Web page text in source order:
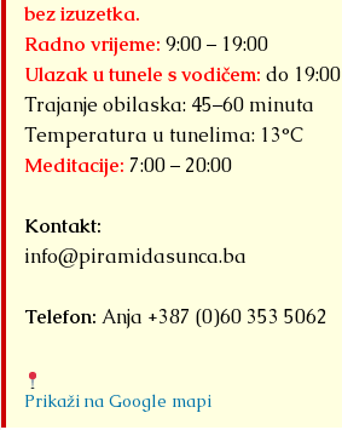
bez izuzetka.
Radno vrijeme: 9:00 – 19:00
Ulazak u tunele s vodičem: do 19:00
Trajanje obilaska: 45–60 minuta
Temperatura u tunelima: 13°C
Meditacije: 7:00 – 20:00
Kontakt:
info@piramidasunca.ba
Telefon: Anja +387 (0)60 353 5062
Prikaži na Google mapi